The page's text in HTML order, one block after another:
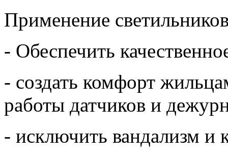
Применение
- Обеспечить
- создать комфорт
работы датчиков и
- исключить вандализм и